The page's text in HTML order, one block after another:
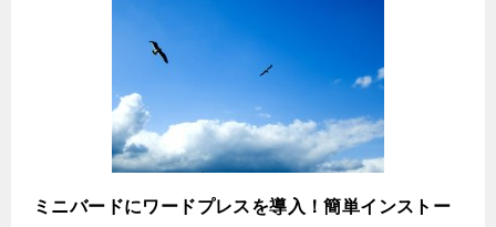
ミニバードにワードプレスを導入！簡単インストー